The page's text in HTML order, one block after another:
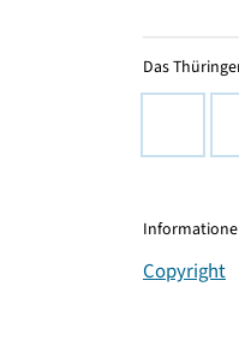
Das
Copyright